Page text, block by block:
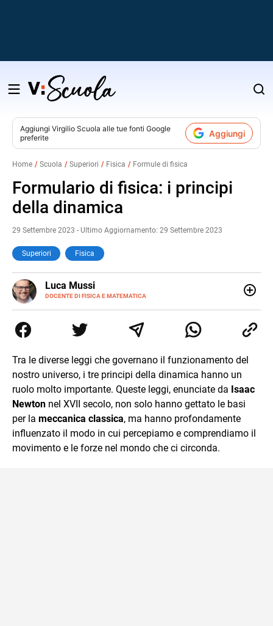
Salta
contenuto
Aggiungi Virgilio Scuola alle tue fonti Google
preferite
Aggiungi
Home Scuola Superiori Fisica Formule di fisica
Formulario di fisica: i principi
della dinamica
29 Settembre 2023 - Ultimo Aggiornamento: 29 Settembre 2023
Superiori Fisica
Luca Mussi
DOCENTE DI FISICA E MATEMATICA
LINKEDIN
ALTRI
SITI
supporto allo studio con sedi a Milano e in Brianza.
Appassionato di cucina, viaggi, e sport come rugby,
imparare.
Tra le diverse leggi che governano il funzionamento del
nostro universo, i tre principi della dinamica hanno un
ruolo molto importante. Queste leggi, enunciate da Isaac
Newton nel XVII secolo, non solo hanno gettato le basi
per la meccanica classica, ma hanno profondamente
influenzato il modo in cui percepiamo e comprendiamo il
movimento e le forze nel mondo che ci circonda.